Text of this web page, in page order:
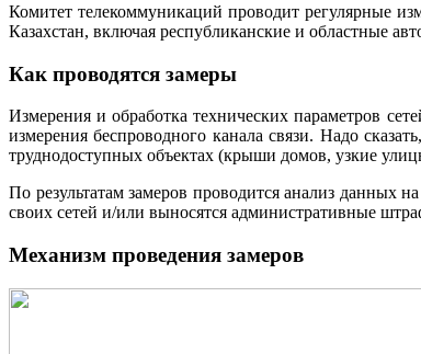
Комитет телекоммуникаций проводит регулярные
Казахстан, включая республиканские и областные
Как проводятся замеры
Измерения и обработка технических параметров
измерения беспроводного канала связи. Надо
труднодоступных объектах (крыши домов, узкие
По результатам замеров проводится анализ данных
своих сетей и/или выносятся административные
Механизм проведения замеров